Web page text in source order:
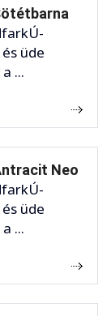
üde
...
Neo
üde
...